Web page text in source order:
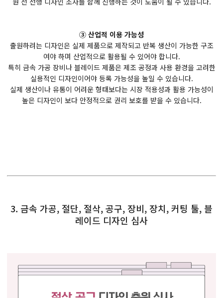
③ 산업적 이용 가능성
출원하려는 디자인은 실제 제품으로 제작되고 반복 생산이 가능한 구조
여야 하며 산업적으로 활용될 수 있어야 합니다.
특히 금속 가공 장비나 블레이드 제품은 제조 공정과 사용 환경을 고려한
실용적인 디자인이어야 등록 가능성을 높일 수 있습니다.
실제 생산이나 유통이 어려운 형태보다는 시장 적용성과 활용 가능성이
높은 디자인이 보다 안정적으로 권리 보호를 받을 수 있습니다.
3. 금속 가공, 절단, 절삭, 공구, 장비, 장치, 커팅 툴, 블
레이드 디자인 심사